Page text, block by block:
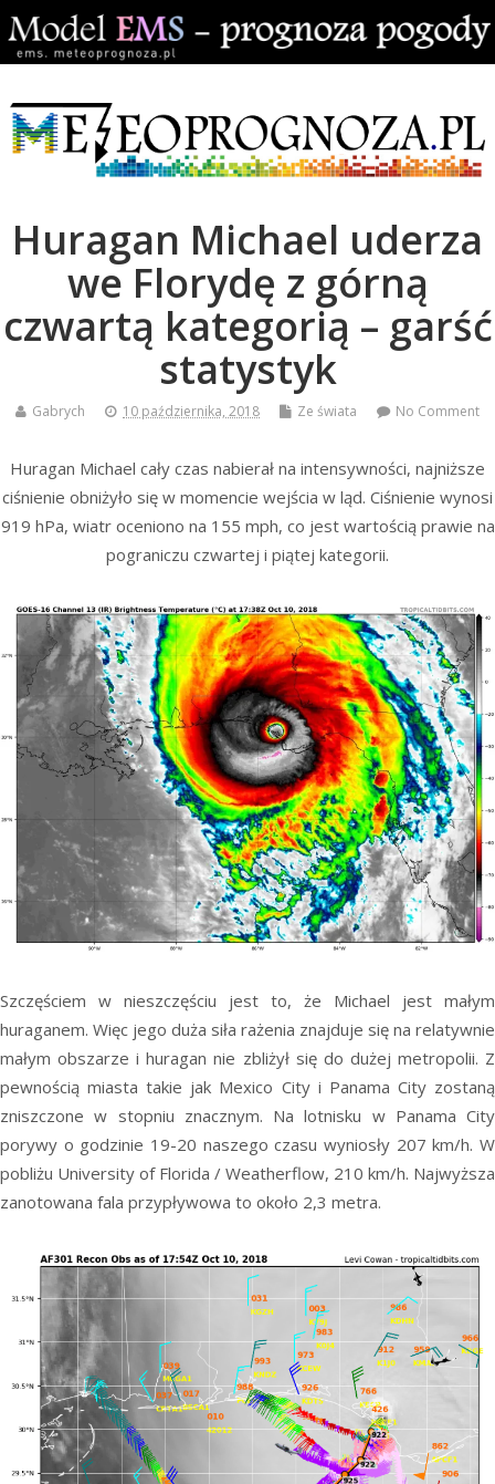
Huragan Michael uderza
we Florydę z górną
czwartą kategorią – garść
statystyk
Gabrych 10 października, 2018 Ze świata No Comment
Huragan Michael cały czas nabierał na intensywności, najniższe
ciśnienie obniżyło się w momencie wejścia w ląd. Ciśnienie wynosi
919 hPa, wiatr oceniono na 155 mph, co jest wartością prawie na
pograniczu czwartej i piątej kategorii.
Szczęściem w nieszczęściu jest to, że Michael jest małym
huraganem. Więc jego duża siła rażenia znajduje się na relatywnie
małym obszarze i huragan nie zbliżył się do dużej metropolii. Z
pewnością miasta takie jak Mexico City i Panama City zostaną
zniszczone w stopniu znacznym. Na lotnisku w Panama City
porywy o godzinie 19-20 naszego czasu wyniosły 207 km/h. W
pobliżu University of Florida / Weatherflow, 210 km/h. Najwyższa
zanotowana fala przypływowa to około 2,3 metra.